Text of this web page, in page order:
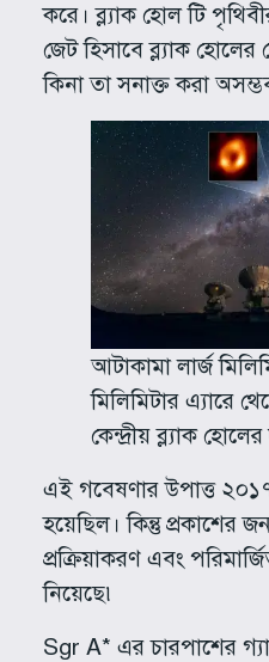
করে। ব্ল্যাক হোল টি
জেট হিসাবে ব্ল্যাক হোলের
কিনা তা সনাক্ত করা
আটাকামা লার্জ
মিলিমিটার এ্যারে
কেন্দ্রীয় ব্ল্যাক
এই গবেষণার উপাত্ত
হয়েছিল। কিন্তু প্রকাশের
প্রক্রিয়াকরণ এবং
নিয়েছে৷
Sgr A* এর চারপাশের